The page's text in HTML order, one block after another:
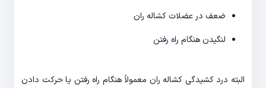
ضعف در عضلات کشاله ران
لنگیدن هنگام راه رفتن
البته درد کشیدگی کشاله ران معمولاً هنگام راه رفتن یا حرکت دادن